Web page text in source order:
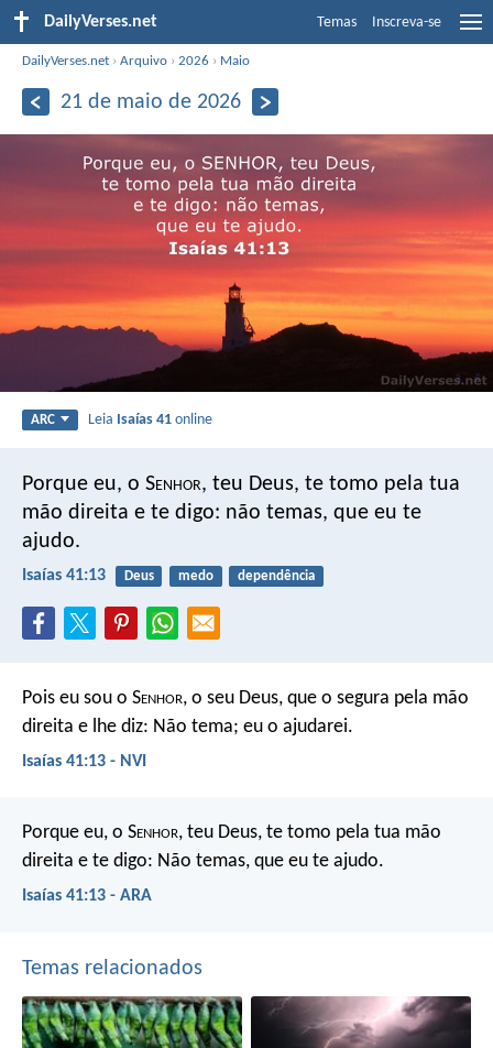
DailyVerses.net Temas Inscreva-se
DailyVerses.net ›Arquivo ›2026 › Maio
21 de maio de 2026
ARC Leia Isaías 41 online
Porque eu, o Senhor, teu Deus, te tomo pela tua
mão direita e te digo: não temas, que eu te
ajudo.
Isaías 41:13 Deus medo dependência
Pois eu sou o Senhor, o seu Deus, que o segura pela mão
direita e lhe diz: Não tema; eu o ajudarei.
Isaías 41:13 - NVI
Porque eu, o Senhor, teu Deus, te tomo pela tua mão
direita e te digo: Não temas, que eu te ajudo.
Isaías 41:13 - ARA
Temas relacionados